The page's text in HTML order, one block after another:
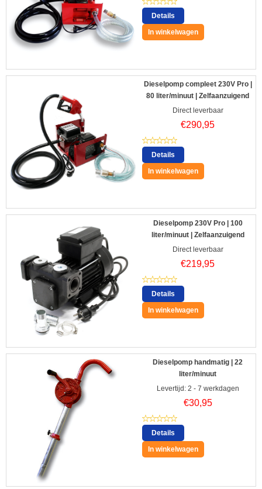
Details
In winkelwagen
Dieselpomp compleet 230V Pro |
80 liter/minuut | Zelfaanzuigend
Direct leverbaar
€290,95
Details
In winkelwagen
Dieselpomp 230V Pro | 100
liter/minuut | Zelfaanzuigend
Direct leverbaar
€219,95
Details
In winkelwagen
Dieselpomp handmatig | 22
liter/minuut
Levertijd: 2 - 7 werkdagen
€30,95
Details
In winkelwagen